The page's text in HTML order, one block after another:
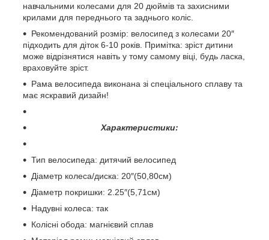
навчальними колесами для 20 дюймів та захисними
крилами для переднього та заднього коліс.
Рекомендований розмір: велосипед з колесами 20″
підходить для діток 6-10 років. Примітка: зріст дитини
може відрізнятися навіть у тому самому віці, будь ласка,
враховуйте зріст.
Рама велосипеда виконана зі спеціального сплаву та
має яскравий дизайн!
Характеристики:
Тип велосипеда: дитячий велосипед
Діаметр колеса/диска: 20″(50,80см)
Діаметр покришки: 2.25″(5,71см)
Надувні колеса: так
Колісні обода: магнієвий сплав